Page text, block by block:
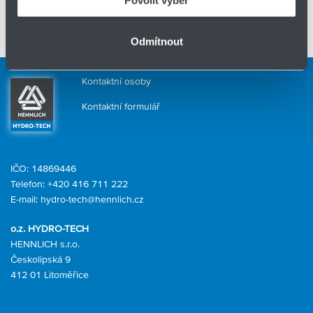
Odmítnout
Kontaktní osoby
Kontaktní formulář
o.z. HYDRO-TECH
HENNLICH s.r.o.
Českolipská 9
412 01 Litoměřice
IČO: 14869446
Telefon: +420 416 711 222
E-mail: hydro-tech@hennlich.cz